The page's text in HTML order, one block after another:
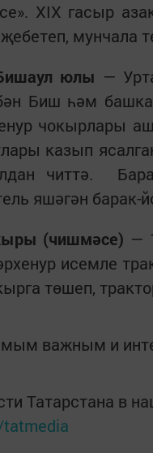
XIX гасыр
мунчала
юлы —
Биш һәм
чокырлары
казып
читтә.
яшәгән барак-
(чишмәсе) —
исемле
төшеп,
важным и
Татарстана в